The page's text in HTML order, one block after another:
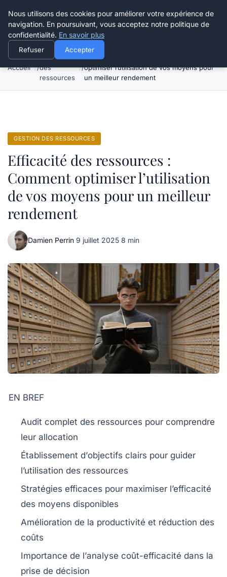
Happy Calyx Farmer
Accueil
Gestion
des
ressources
Efficacité des ressources : Comment
optimiser l’utilisation de vos moyens pour
un meilleur rendement
GESTION DES RESSOURCES
Efficacité des ressources :
Comment optimiser l’utilisation
de vos moyens pour un meilleur
rendement
Damien Perrin·9 juillet 2025·8 min
EN BREF
Audit complet des ressources pour comprendre
leur allocation
Établissement d’objectifs clairs pour guider
l’utilisation des ressources
Stratégies efficaces pour maximiser l’efficacité
des moyens disponibles
Amélioration de la productivité et réduction des
coûts
Importance de l’analyse coût-efficacité dans la
prise de décision
Nous utilisons des cookies pour améliorer votre expérience de
navigation. En poursuivant, vous acceptez notre politique de
confidentialité. En savoir plus
Refuser Accepter